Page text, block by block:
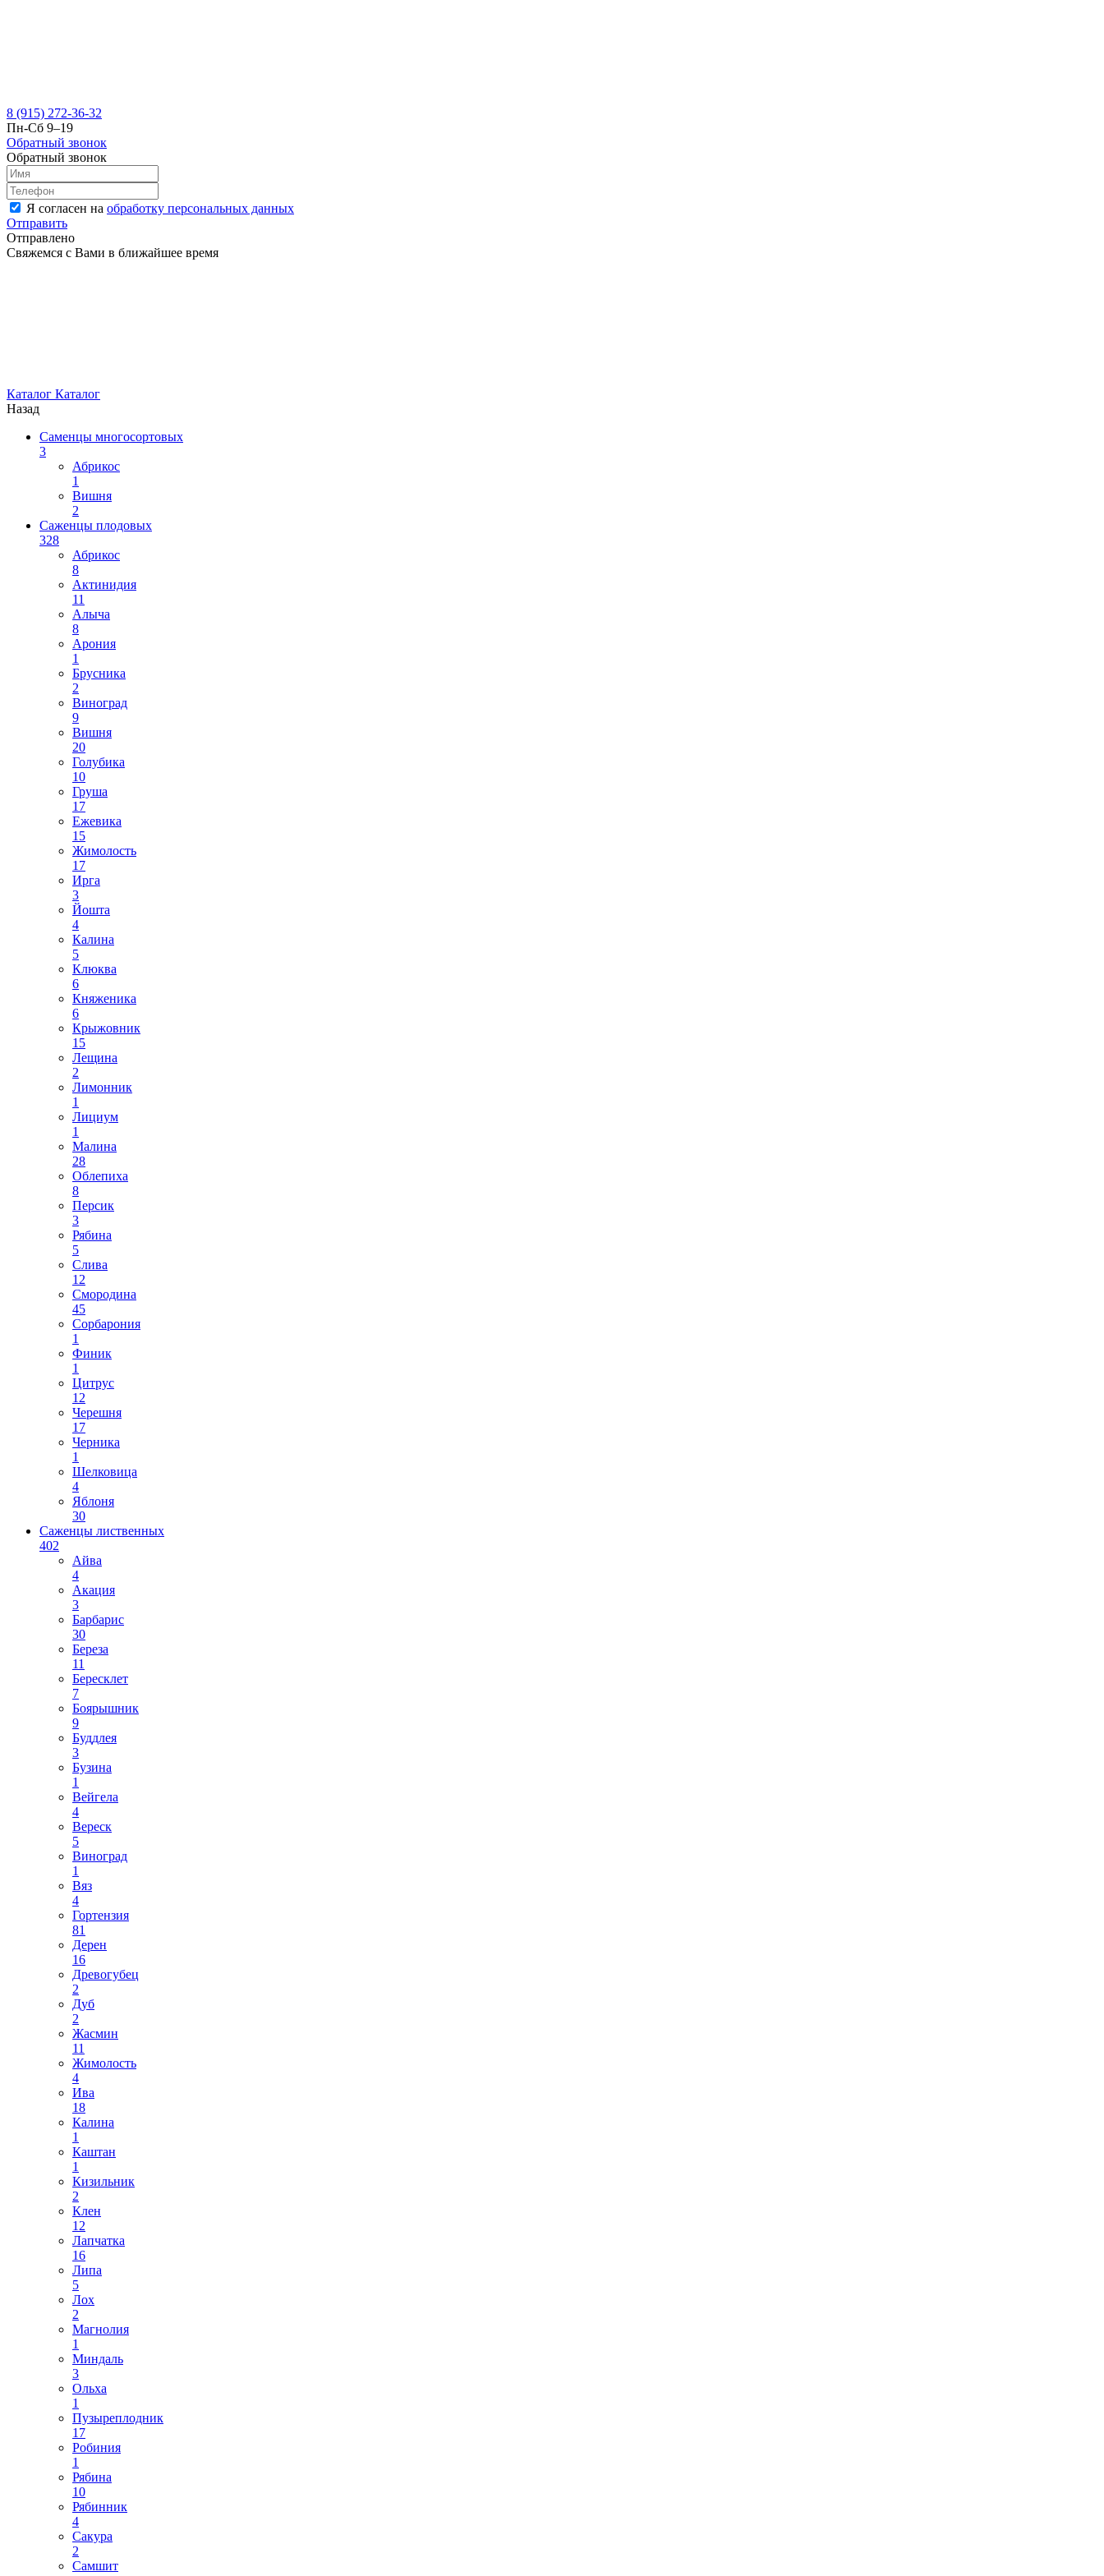
8 (915) 272-36-32
Пн-Сб 9–19
Обратный звонок
Обратный звонок
Я согласен на обработку персональных данных
Отправить
Отправлено
Свяжемся с Вами в ближайшее время
Каталог Каталог
Назад
Саменцы многосортовых
3
Абрикос
1
Вишня
2
Саженцы плодовых
328
Абрикос
8
Актинидия
11
Алыча
8
Арония
1
Брусника
2
Виноград
9
Вишня
20
Голубика
10
Груша
17
Ежевика
15
Жимолость
17
Ирга
3
Йошта
4
Калина
5
Клюква
6
Княженика
6
Крыжовник
15
Лещина
2
Лимонник
1
Лициум
1
Малина
28
Облепиха
8
Персик
3
Рябина
5
Слива
12
Смородина
45
Сорбарония
1
Финик
1
Цитрус
12
Черешня
17
Черника
1
Шелковица
4
Яблоня
30
Саженцы лиственных
402
Айва
4
Акация
3
Барбарис
30
Береза
11
Бересклет
7
Боярышник
9
Буддлея
3
Бузина
1
Вейгела
4
Вереск
5
Виноград
1
Вяз
4
Гортензия
81
Дерен
16
Древогубец
2
Дуб
2
Жасмин
11
Жимолость
4
Ива
18
Калина
1
Каштан
1
Кизильник
2
Клен
12
Лапчатка
16
Липа
5
Лох
2
Магнолия
1
Миндаль
3
Ольха
1
Пузыреплодник
17
Робиния
1
Рябина
10
Рябинник
4
Сакура
2
Самшит